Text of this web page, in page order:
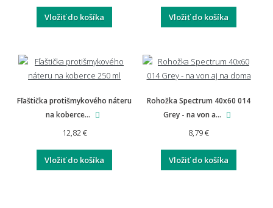
Vložiť do košíka Vložiť do košíka
Fľaštička protišmykového náteru
na koberce...
12,82 €
Vložiť do košíka
Rohožka Spectrum 40x60 014
Grey - na von a...
8,79 €
Vložiť do košíka